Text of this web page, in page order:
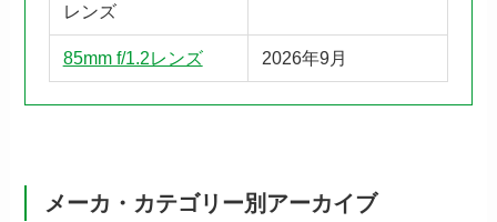
レンズ
85mm f/1.2レンズ 2026年9月
メーカ・カテゴリー別アーカイブ